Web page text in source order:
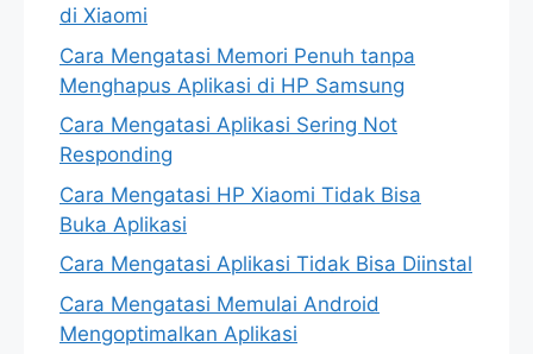
di Xiaomi
Cara Mengatasi Memori Penuh tanpa
Menghapus Aplikasi di HP Samsung
Cara Mengatasi Aplikasi Sering Not
Responding
Cara Mengatasi HP Xiaomi Tidak Bisa
Buka Aplikasi
Cara Mengatasi Aplikasi Tidak Bisa Diinstal
Cara Mengatasi Memulai Android
Mengoptimalkan Aplikasi